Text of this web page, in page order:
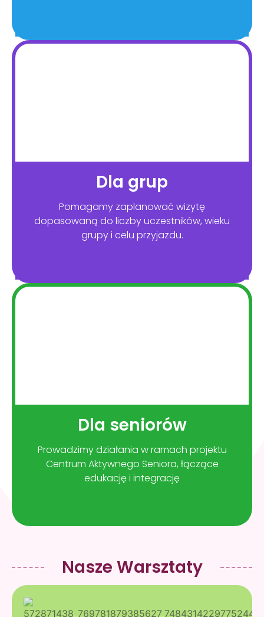
Dla grup
Pomagamy zaplanować wizytę
dopasowaną do liczby uczestników, wieku
grupy i celu przyjazdu.
Dla seniorów
Prowadzimy działania w ramach projektu
Centrum Aktywnego Seniora, łączące
edukację i integrację
Nasze Warsztaty